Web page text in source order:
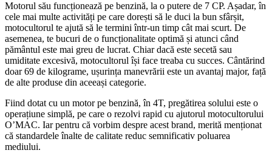
Motorul său funcționează pe benzină, la o putere de 7 CP. Așadar, în
cele mai multe activități pe care dorești să le duci la bun sfârșit,
motocultorul te ajută să le termini într-un timp cât mai scurt. De
asemenea, te bucuri de o funcționalitate optimă și atunci când
pământul este mai greu de lucrat. Chiar dacă este secetă sau
umiditate excesivă, motocultorul își face treaba cu succes. Cântărind
doar 69 de kilograme, ușurința manevrării este un avantaj major, față
de alte produse din aceeași categorie.
Fiind dotat cu un motor pe benzină, în 4T, pregătirea solului este o
operațiune simplă, pe care o rezolvi rapid cu ajutorul motocultorului
O’MAC. Iar pentru că vorbim despre acest brand, merită menționat
că standardele înalte de calitate reduc semnificativ poluarea
mediului.